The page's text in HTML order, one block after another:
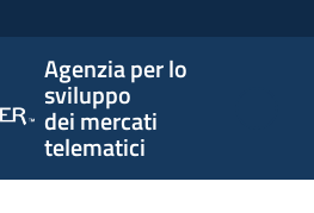
Agenzia per lo
sviluppo
dei mercati
telematici